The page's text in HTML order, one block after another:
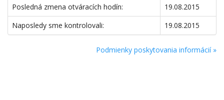
Posledná zmena otváracích hodín:
19.08.2015
Naposledy sme kontrolovali:
19.08.2015
Podmienky poskytovania informácií »